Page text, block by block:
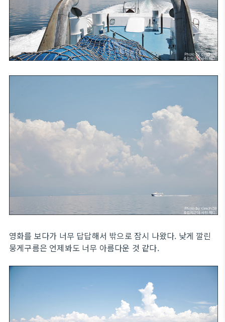
영화를 보다가 너무 답답해서 밖으로 잠시 나왔다. 낮게 깔린
뭉게구름은 언제봐도 너무 아름다운 것 같다.